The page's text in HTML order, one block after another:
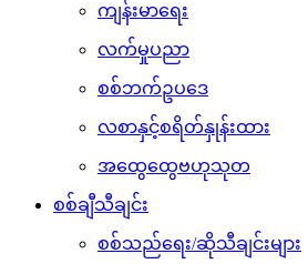
ကျန်းမာရေး
လက်မှုပညာ
စစ်ဘက်ဥပဒေ
လစာနှင့်စရိတ်နှုန်းထား
အထွေထွေဗဟုသုတ
စစ်ချီသီချင်း
စစ်သည်ရေး/ဆိုသီချင်းများ